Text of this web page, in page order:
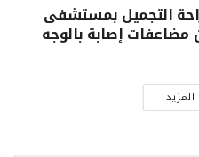
التجميل بمستشفى
مضاعفات إصابة بالوجه